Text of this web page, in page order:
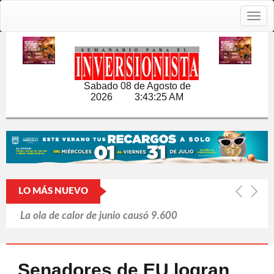
Sabado 08 de Agosto de
2026 3:43:26 AM
LO MÁS NUEVO
La ola de calor de junio causó 9.600
Japón y las armas nucleares: un tabú